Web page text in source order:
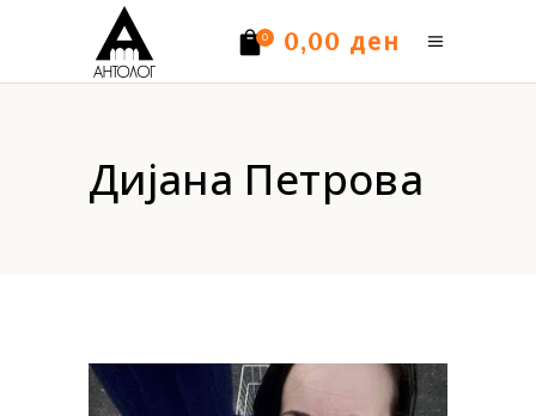
0 0,00 ден
Дијана Петрова